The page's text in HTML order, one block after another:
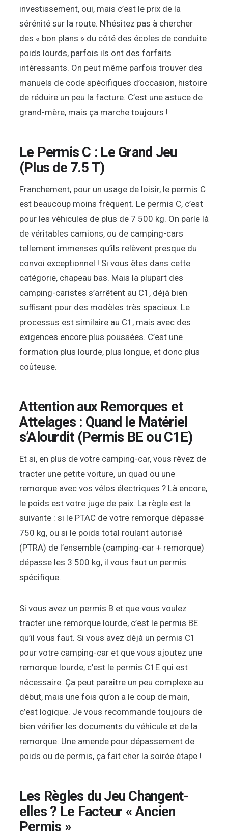
investissement, oui, mais c’est le prix de la
sérénité sur la route. N’hésitez pas à chercher
des « bon plans » du côté des écoles de conduite
poids lourds, parfois ils ont des forfaits
intéressants. On peut même parfois trouver des
manuels de code spécifiques d’occasion, histoire
de réduire un peu la facture. C’est une astuce de
grand-mère, mais ça marche toujours !
Le Permis C : Le Grand Jeu
(Plus de 7.5 T)
Franchement, pour un usage de loisir, le permis C
est beaucoup moins fréquent. Le permis C, c’est
pour les véhicules de plus de 7 500 kg. On parle là
de véritables camions, ou de camping-cars
tellement immenses qu’ils relèvent presque du
convoi exceptionnel ! Si vous êtes dans cette
catégorie, chapeau bas. Mais la plupart des
camping-caristes s’arrêtent au C1, déjà bien
suffisant pour des modèles très spacieux. Le
processus est similaire au C1, mais avec des
exigences encore plus poussées. C’est une
formation plus lourde, plus longue, et donc plus
coûteuse.
Attention aux Remorques et
Attelages : Quand le Matériel
s’Alourdit (Permis BE ou C1E)
Et si, en plus de votre camping-car, vous rêvez de
tracter une petite voiture, un quad ou une
remorque avec vos vélos électriques ? Là encore,
le poids est votre juge de paix. La règle est la
suivante : si le PTAC de votre remorque dépasse
750 kg, ou si le poids total roulant autorisé
(PTRA) de l’ensemble (camping-car + remorque)
dépasse les 3 500 kg, il vous faut un permis
spécifique.
Si vous avez un permis B et que vous voulez
tracter une remorque lourde, c’est le permis BE
qu’il vous faut. Si vous avez déjà un permis C1
pour votre camping-car et que vous ajoutez une
remorque lourde, c’est le permis C1E qui est
nécessaire. Ça peut paraître un peu complexe au
début, mais une fois qu’on a le coup de main,
c’est logique. Je vous recommande toujours de
bien vérifier les documents du véhicule et de la
remorque. Une amende pour dépassement de
poids ou de permis, ça fait cher la soirée étape !
Les Règles du Jeu Changent-
elles ? Le Facteur « Ancien
Permis »